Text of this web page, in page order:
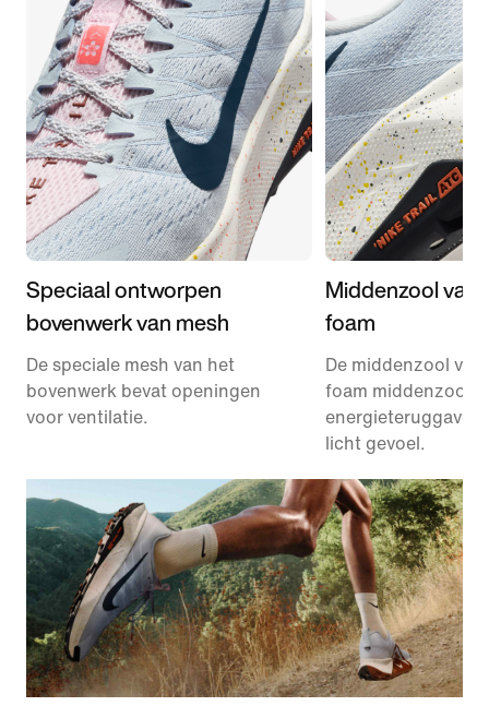
Speciaal ontworpen
bovenwerk van mesh
De speciale mesh van het
bovenwerk bevat openingen
voor ventilatie.
Middenzool van
foam
De middenzool van
foam middenzool
energieteruggave
licht gevoel.